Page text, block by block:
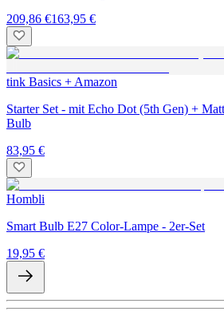
209,86 €163,95 €
tink Basics + Amazon
Starter Set - mit Echo Dot (5th Gen) +
Bulb
83,95 €
Hombli
Smart Bulb E27 Color-Lampe - 2er-Set
19,95 €